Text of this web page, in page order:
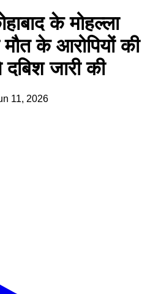
के मोहल्ला
के आरोपियों की
जारी की
11, 2026